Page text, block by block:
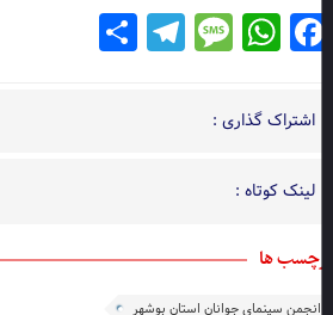
Facebook
WhatsApp
Message
Telegram
Share
اشتراک گذاری :
لینک کوتاه :
ها
انجمن سینمای جوانان استان بوشهر